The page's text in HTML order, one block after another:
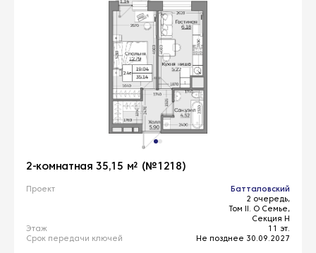
2-комнатная 35,15 м² (№1218)
Проект
Батталовский
2 очередь,
Том II. О Семье,
Секция Н
Этаж
11 эт.
Срок передачи ключей
Не позднее 30.09.2027